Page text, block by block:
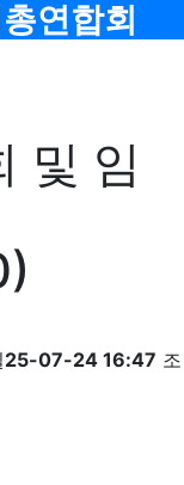
연합회
및 임
25-07-24 16:47 조